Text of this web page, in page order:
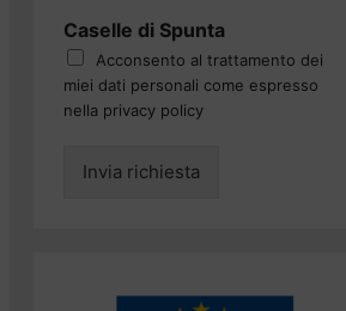
Caselle di Spunta
Acconsento al trattamento dei
miei dati personali come espresso
nella privacy policy
Invia richiesta